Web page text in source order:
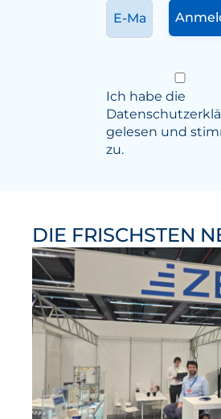
Ich habe die
gelesen und
zu.
DIE FRISCHSTEN